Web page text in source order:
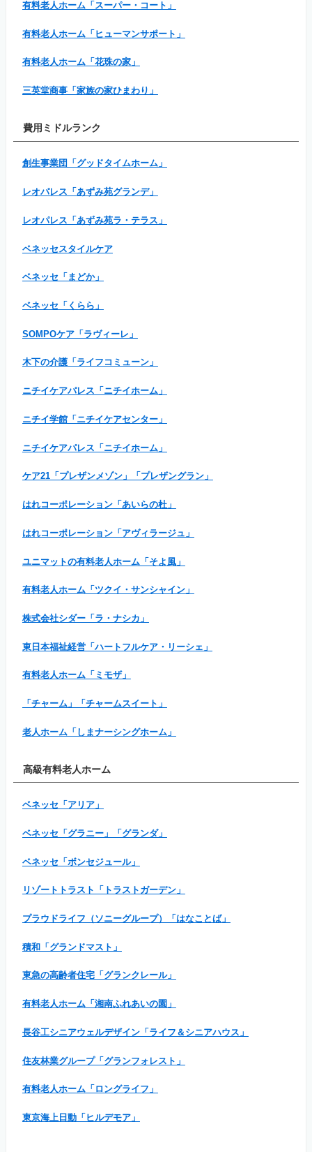
有料老人ホーム「スーパー・コート」
有料老人ホーム「ヒューマンサポート」
有料老人ホーム「花珠の家」
三英堂商事「家族の家ひまわり」
費用ミドルランク
創生事業団「グッドタイムホーム」
レオパレス「あずみ苑グランデ」
レオパレス「あずみ苑ラ・テラス」
ベネッセスタイルケア
ベネッセ「まどか」
ベネッセ「くらら」
SOMPOケア「ラヴィーレ」
木下の介護「ライフコミューン」
ニチイケアパレス「ニチイホーム」
ニチイ学館「ニチイケアセンター」
ニチイケアパレス「ニチイホーム」
ケア21「プレザンメゾン」「プレザングラン」
はれコーポレーション「あいらの杜」
はれコーポレーション「アヴィラージュ」
ユニマットの有料老人ホーム「そよ風」
有料老人ホーム「ツクイ・サンシャイン」
株式会社シダー「ラ・ナシカ」
東日本福祉経営「ハートフルケア・リーシェ」
有料老人ホーム「ミモザ」
「チャーム」「チャームスイート」
老人ホーム「しまナーシングホーム」
高級有料老人ホーム
ベネッセ「アリア」
ベネッセ「グラニー」「グランダ」
ベネッセ「ボンセジュール」
リゾートトラスト「トラストガーデン」
プラウドライフ（ソニーグループ）「はなことば」
積和「グランドマスト」
東急の高齢者住宅「グランクレール」
有料老人ホーム「湘南ふれあいの園」
長谷工シニアウェルデザイン「ライフ＆シニアハウス」
住友林業グループ「グランフォレスト」
有料老人ホーム「ロングライフ」
東京海上日動「ヒルデモア」